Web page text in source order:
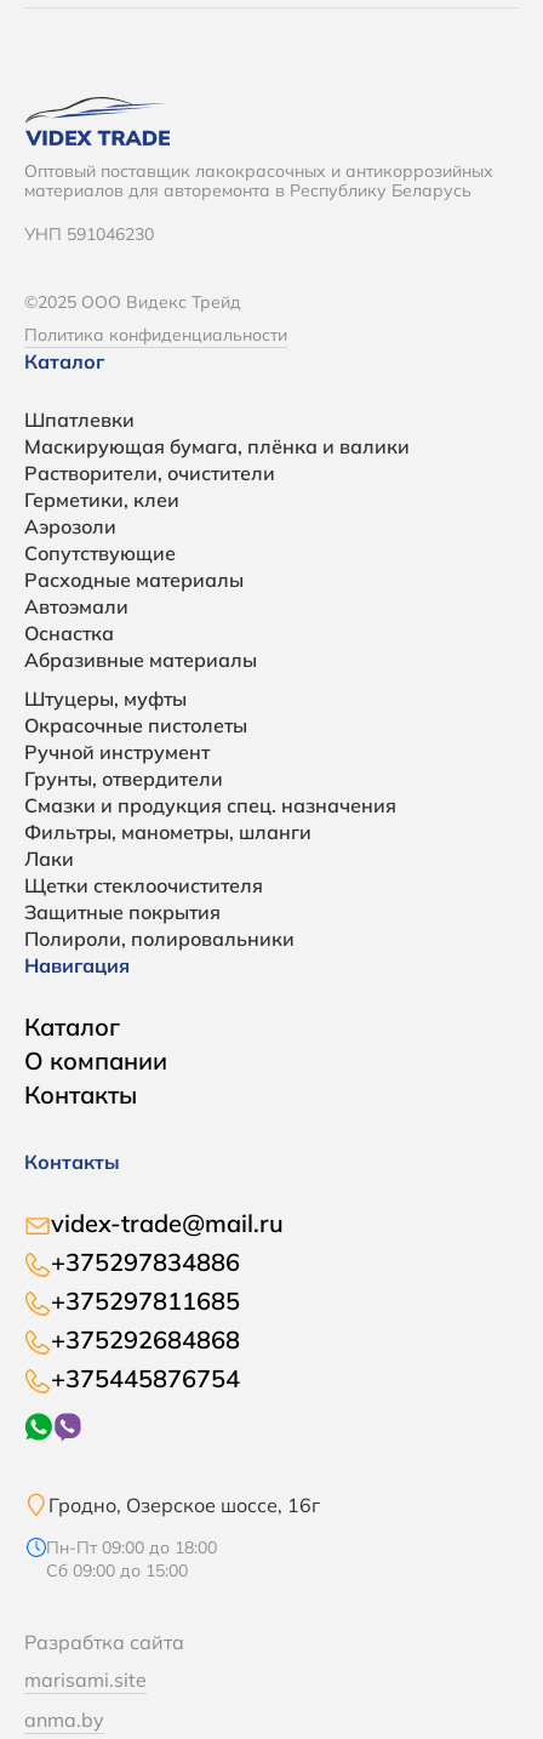
Оптовый поставщик лакокрасочных и антикоррозийных
материалов для авторемонта в Республику Беларусь
УНП 591046230
©2025 ООО Видекс Трейд
Политика конфиденциальности
Каталог
Шпатлевки
Маскирующая бумага, плёнка и валики
Растворители, очистители
Герметики, клеи
Аэрозоли
Сопутствующие
Расходные материалы
Автоэмали
Оснастка
Абразивные материалы
Штуцеры, муфты
Окрасочные пистолеты
Ручной инструмент
Грунты, отвердители
Смазки и продукция спец. назначения
Фильтры, манометры, шланги
Лаки
Щетки стеклоочистителя
Защитные покрытия
Полироли, полировальники
Навигация
Каталог
О компании
Контакты
Контакты
videx-trade@mail.ru
+375297834886
+375297811685
+375292684868
+375445876754
Гродно, Озерское шоссе, 16г
Пн-Пт 09:00 до 18:00
Сб 09:00 до 15:00
Разрабтка сайта
marisami.site
anma.by